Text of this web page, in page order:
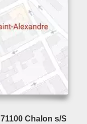
71100 Chalon s/S